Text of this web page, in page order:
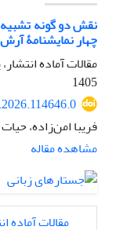
نقش دو گونه‌
چهار نمایشنامۀ
مقالات آماده
1405
فریبا امن‌زاده،
مشاهده مقاله
مقالات آماده